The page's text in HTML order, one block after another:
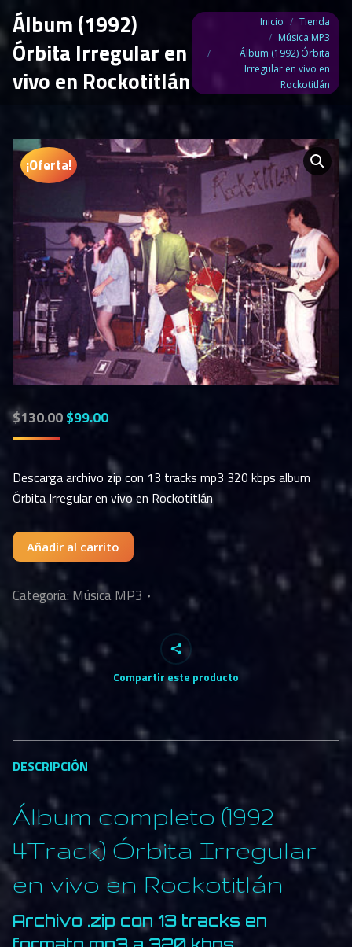
Álbum (1992)
Órbita Irregular en
vivo en Rockotitlán
Estás aquí: Inicio
Tienda
Música MP3
Álbum (1992) Órbita
Irregular en vivo en
Rockotitlán
¡Oferta!
$130.00$99.00
Descarga archivo zip con 13 tracks mp3 320 kbps album
Órbita Irregular en vivo en Rockotitlán
Añadir al carrito
Categoría: Música MP3
Compartir este producto
DESCRIPCIÓN
Álbum completo (1992
4Track) Órbita Irregular
en vivo en Rockotitlán
Archivo .zip con 13 tracks en